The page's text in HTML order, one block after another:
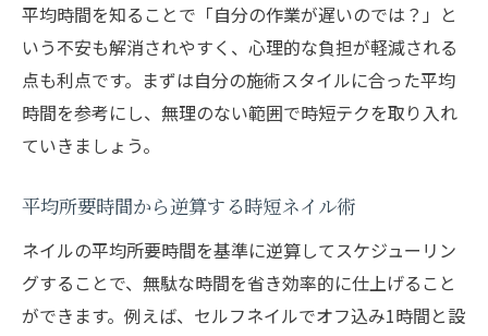
平均時間を知ることで「自分の作業が遅いのでは？」と
いう不安も解消されやすく、心理的な負担が軽減される
点も利点です。まずは自分の施術スタイルに合った平均
時間を参考にし、無理のない範囲で時短テクを取り入れ
ていきましょう。
平均所要時間から逆算する時短ネイル術
ネイルの平均所要時間を基準に逆算してスケジューリン
グすることで、無駄な時間を省き効率的に仕上げること
ができます。例えば、セルフネイルでオフ込み1時間と設